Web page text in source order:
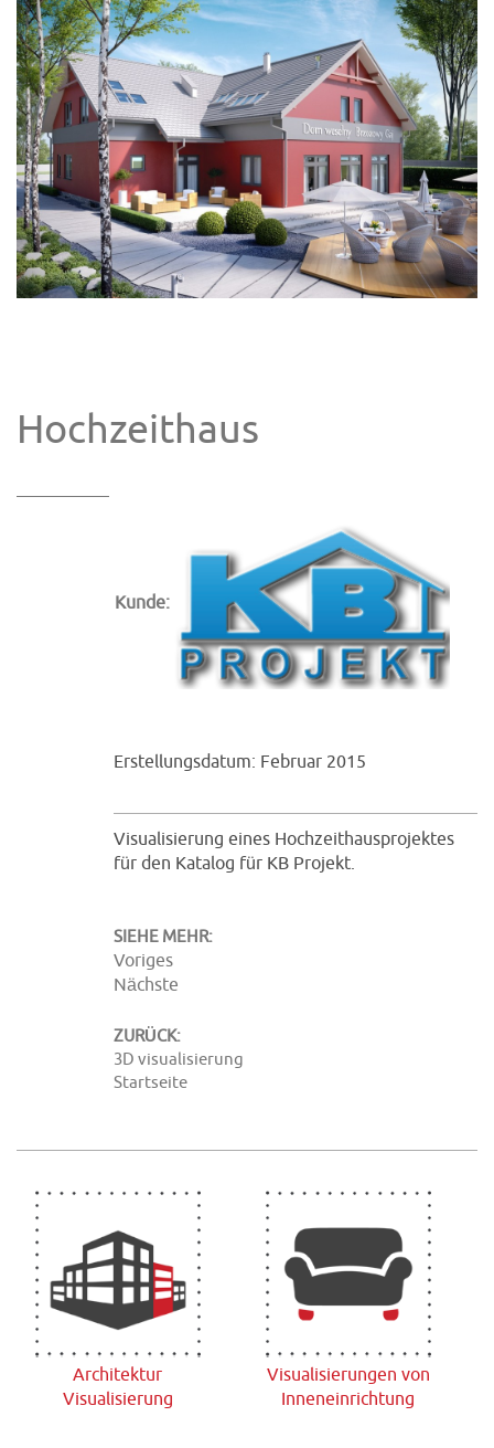
Hochzeithaus
Kunde:
Erstellungsdatum: Februar 2015
Visualisierung eines Hochzeithausprojektes
für den Katalog für KB Projekt.
SIEHE MEHR:
Voriges
Nächste
ZURÜCK:
3D visualisierung
Startseite
Architektur
Visualisierung
Visualisierungen von
Inneneinrichtung